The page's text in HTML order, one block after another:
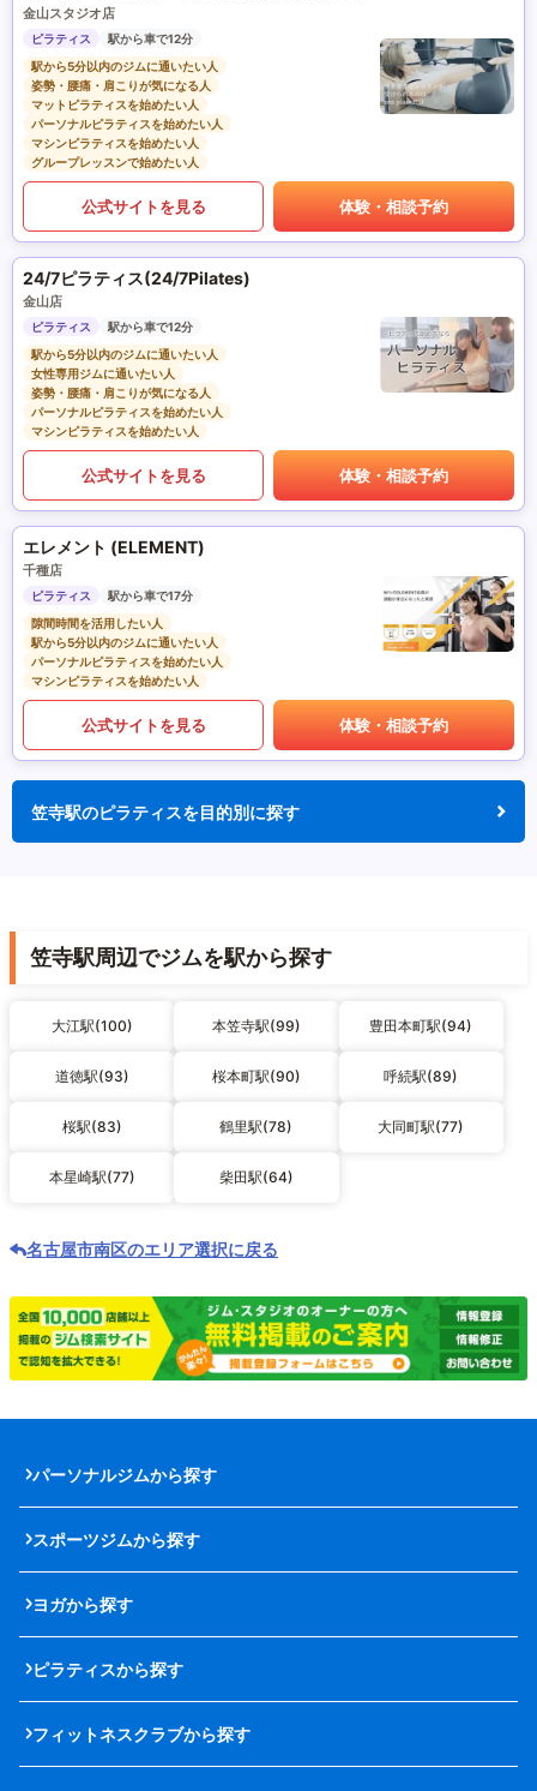
金山スタジオ店
ピラティス
駅から車で12分
駅から5分以内のジムに通いたい人
姿勢・腰痛・肩こりが気になる人
マットピラティスを始めたい人
パーソナルピラティスを始めたい人
マシンピラティスを始めたい人
グループレッスンで始めたい人
公式サイトを見る 体験・相談予約
24/7ピラティス(24/7Pilates)
金山店
ピラティス
駅から車で12分
駅から5分以内のジムに通いたい人
女性専用ジムに通いたい人
姿勢・腰痛・肩こりが気になる人
パーソナルピラティスを始めたい人
マシンピラティスを始めたい人
公式サイトを見る 体験・相談予約
エレメント (ELEMENT)
千種店
ピラティス
駅から車で17分
隙間時間を活用したい人
駅から5分以内のジムに通いたい人
パーソナルピラティスを始めたい人
マシンピラティスを始めたい人
公式サイトを見る 体験・相談予約
笠寺駅のピラティスを目的別に探す
笠寺駅周辺でジムを駅から探す
大江駅(100) 本笠寺駅(99) 豊田本町駅(94)
道徳駅(93) 桜本町駅(90) 呼続駅(89)
桜駅(83) 鶴里駅(78) 大同町駅(77)
本星崎駅(77) 柴田駅(64)
名古屋市南区のエリア選択に戻る
パーソナルジムから探す
スポーツジムから探す
ヨガから探す
ピラティスから探す
フィットネスクラブから探す